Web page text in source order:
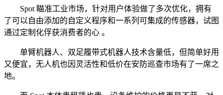
Spot 瞄准工业市场，针对用户体验做了多次优化，拥有
了可以自由添加的自定义程序和一系列可集成的传感器，试图
通过定制化俘获消费者的心 。
单臂机器人、双足履带式机器人技术含量低，但简单好用
又便宜，无人机也因灵活性和低价在安防巡查市场有了一席之
地。